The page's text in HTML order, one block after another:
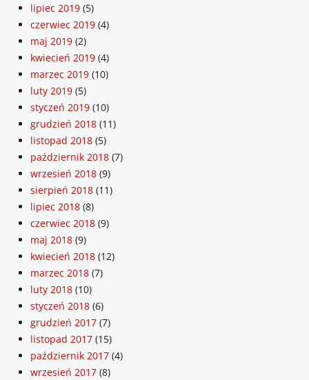
lipiec 2019 (5)
czerwiec 2019 (4)
maj 2019 (2)
kwiecień 2019 (4)
marzec 2019 (10)
luty 2019 (5)
styczeń 2019 (10)
grudzień 2018 (11)
listopad 2018 (5)
październik 2018 (7)
wrzesień 2018 (9)
sierpień 2018 (11)
lipiec 2018 (8)
czerwiec 2018 (9)
maj 2018 (9)
kwiecień 2018 (12)
marzec 2018 (7)
luty 2018 (10)
styczeń 2018 (6)
grudzień 2017 (7)
listopad 2017 (15)
październik 2017 (4)
wrzesień 2017 (8)